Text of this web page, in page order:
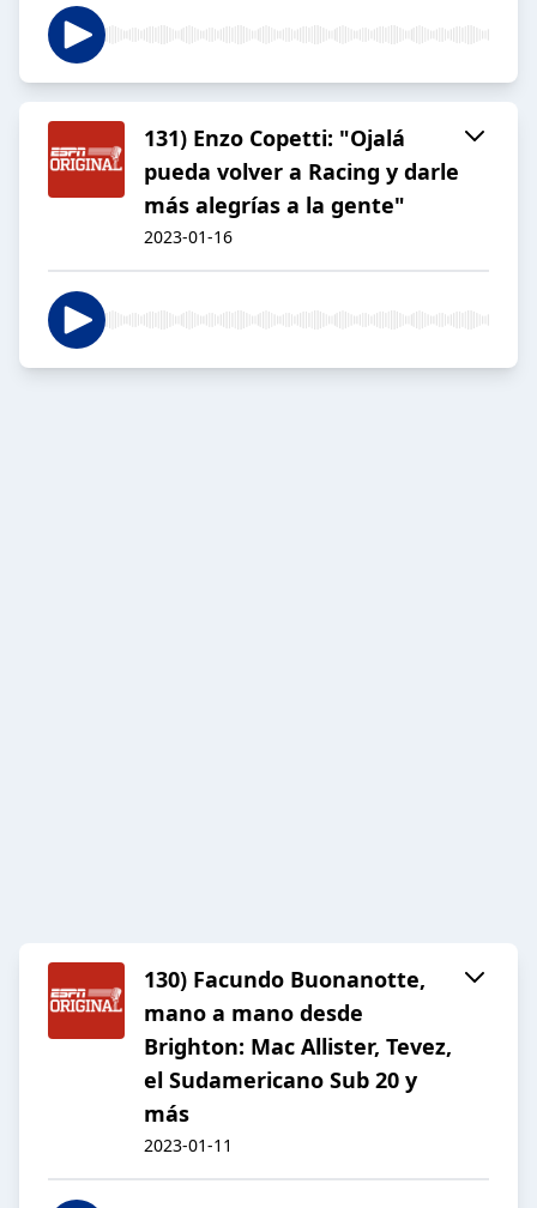
131) Enzo Copetti: "Ojalá
pueda volver a Racing y darle
más alegrías a la gente"
2023-01-16
130) Facundo Buonanotte,
mano a mano desde
Brighton: Mac Allister, Tevez,
el Sudamericano Sub 20 y
más
2023-01-11